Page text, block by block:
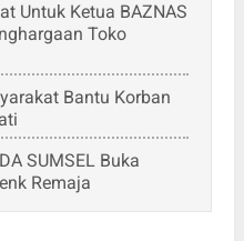
Untuk Ketua BAZNAS
Toko
Bantu Korban
SUMSEL Buka
Remaja